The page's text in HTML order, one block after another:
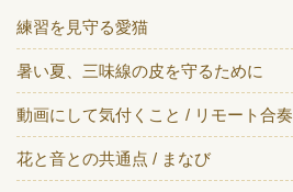
練習を見守る愛猫
暑い夏、三味線の皮を守るために
動画にして気付くこと / リモート合奏
花と音との共通点 / まなび